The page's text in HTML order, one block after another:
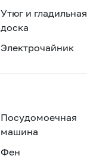
Утюг и гладильная
доска
Электрочайник
Посудомоечная
машина
Фен